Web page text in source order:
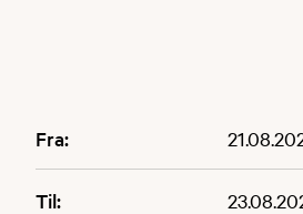
Fra:
Til: